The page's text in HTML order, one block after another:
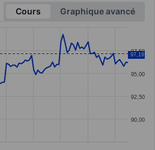
Cours
Graphique avancé
90,00
92,50
95,00
97,50
97,19